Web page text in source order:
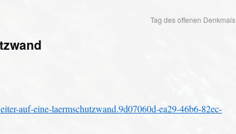
Tag des offenen Denkmals
auf-eine-laermschutzwand.9d07060d-ea29-46b6-82ec-